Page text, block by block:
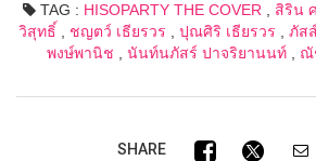
TAG : HISOPARTY THE COVER สิริน
วิสุทธิ์
ชญตว์ เธียรวร ปุณศิริ เธียรวร ภัส
พงษ์พานิช
นันท์นภัสร์ ปาจริยานนท์, ณั
SHARE